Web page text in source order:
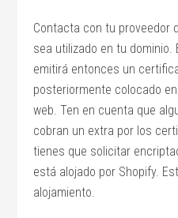
Contacta con tu proveedor
sea utilizado en tu dominio.
emitirá entonces un
posteriormente colocado
web. Ten en cuenta que
cobran un extra por los
tienes que solicitar
está alojado por Shopify.
alojamiento.